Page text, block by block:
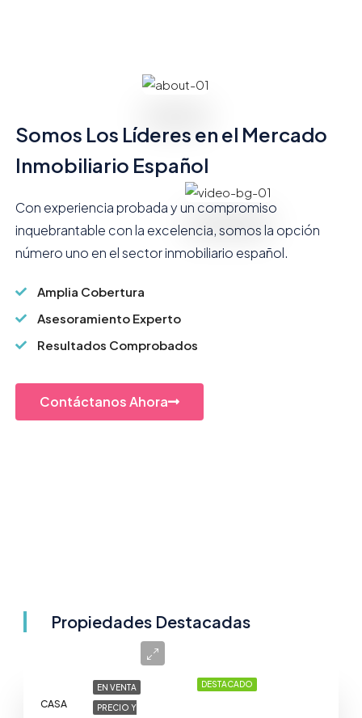
Somos Los Líderes en el Mercado
Inmobiliario Español
Con experiencia probada y un compromiso
inquebrantable con la excelencia, somos la opción
número uno en el sector inmobiliario español.
Amplia Cobertura
Asesoramiento Experto
Resultados Comprobados
Contáctanos Ahora
Propiedades Destacadas
DESTACADO
EN VENTA
PRECIO Y
CASA